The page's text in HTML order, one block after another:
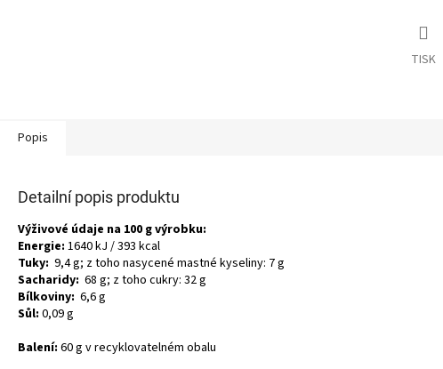
TISK
Popis
Detailní popis produktu
Výživové údaje na 100 g výrobku:
Energie: 1640 kJ / 393 kcal
Tuky: 9,4 g; z toho nasycené mastné kyseliny: 7 g
Sacharidy: 68 g; z toho cukry: 32 g
Bílkoviny: 6,6 g
Sůl: 0,09 g
Balení: 60 g v recyklovatelném obalu